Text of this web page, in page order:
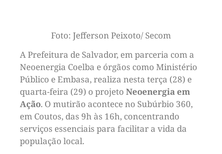
Foto: Jefferson Peixoto/ Secom
A Prefeitura de Salvador, em parceria com a
Neoenergia Coelba e órgãos como Ministério
Público e Embasa, realiza nesta terça (28) e
quarta-feira (29) o projeto Neoenergia em
Ação. O mutirão acontece no Subúrbio 360,
em Coutos, das 9h às 16h, concentrando
serviços essenciais para facilitar a vida da
população local.